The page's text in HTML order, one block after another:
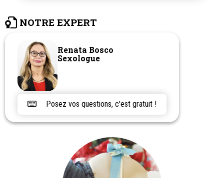
NOTRE EXPERT
Renata Bosco
Sexologue
Posez vos questions, c'est gratuit !